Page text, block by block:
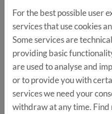
SIGNOVATIVE
Jonas Fuchs, Severin
Popovic, SIGNOVATIVE
Smart City
Technologisierung der
Stephan Röß, Founder und
Technologies GmbH
For the best possible user
services that use cookies
Some services are
providing basic
are used to analyse and
or to provide you with
services we need your
withdraw at any time.